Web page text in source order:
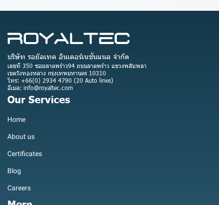
บริษัท รอยัลเทค อินเตอร์เนชั่นแนล จำกัด
เลขที่ 350 ซอยลาดพร้าว94 ถนนลาดพร้าว แขวงพลับพลา
เขตวังทองหลาง กรุงเทพมหานคร 10310
โทร: +66(0) 2934 4790 (20 Auto lines)
อีเมล: info@royaltec.com
Our Services
Home
About us
Certificates
Blog
Careers